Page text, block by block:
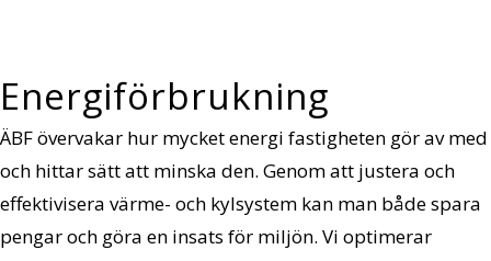
Energiförbrukning
ÄBF övervakar hur mycket energi fastigheten gör av med
och hittar sätt att minska den. Genom att justera och
effektivisera värme- och kylsystem kan man både spara
pengar och göra en insats för miljön. Vi optimerar